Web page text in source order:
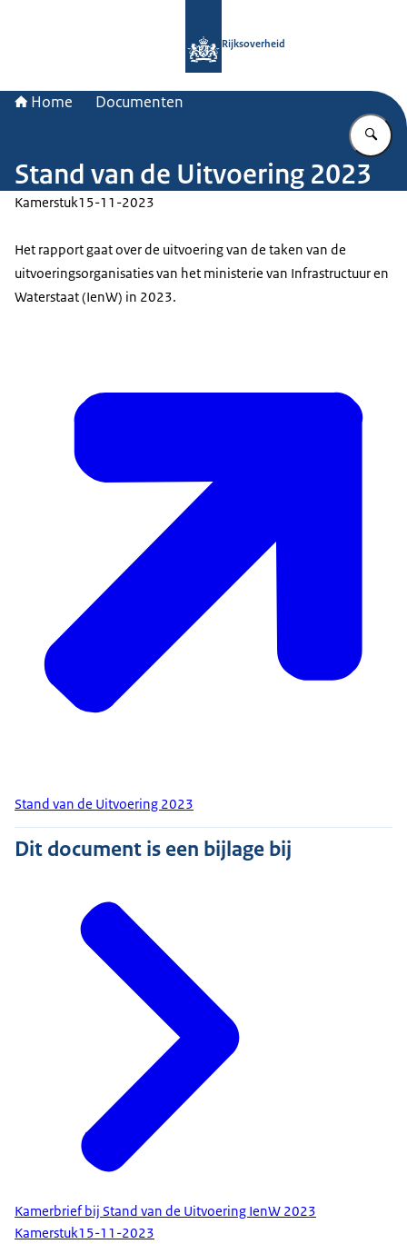
Rijksoverheid
Home Documenten
Stand van de Uitvoering 2023
Kamerstuk15-11-2023
Het rapport gaat over de uitvoering van de taken van de
uitvoeringsorganisaties van het ministerie van Infrastructuur en
Waterstaat (IenW) in 2023.
Stand van de Uitvoering 2023
Dit document is een bijlage bij
Kamerbrief bij Stand van de Uitvoering IenW 2023
Kamerstuk15-11-2023